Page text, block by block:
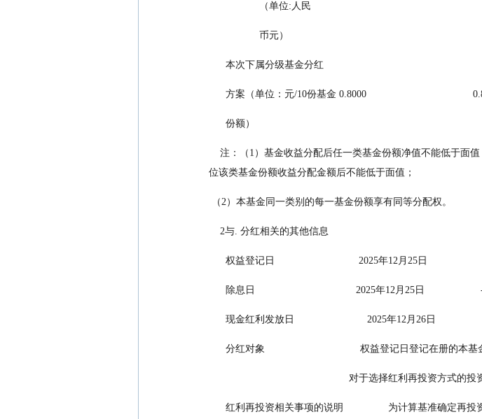
                  （单位:人民
                  币元）
      本次下属分级基金分红
方案（单位：元/10份基金 0.8000
      份额）
位该类基金份额收益分配金额后不能低于面值；
（2）本基金同一类别的每一基金份额享有同等分配权。
    2与. 分红相关的其他信息
      权益登记日                              2025年12月25日
除息日                                    2025年12月25日
      现金红利发放日                          2025年12月26日
分红对象                                  权益登记日登记在册的
红利再投资相关事项的说明                为计算基准